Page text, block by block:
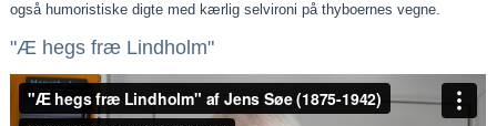
også humoristiske digte med kærlig selvironi på thyboernes vegne.
"Æ hegs fræ Lindholm"